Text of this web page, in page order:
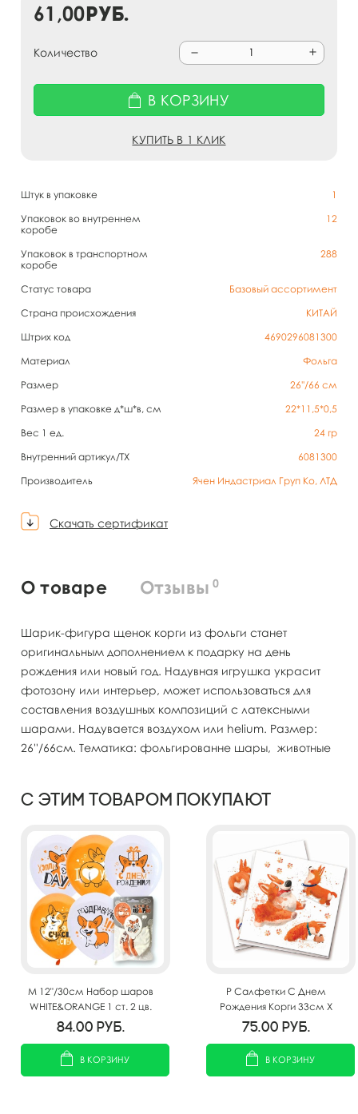
Штук в упаковке
1
Упаковок во внутреннем
коробе
12
Упаковок в транспортном
коробе
288
Статус товара
Базовый ассортимент
Страна происхождения
КИТАЙ
Штрих код
4690296081300
Материал
Фольга
Размер
26''/66 см
Размер в упаковке д*ш*в, см
22*11,5*0,5
Вес 1 ед.
24 гр
Внутренний артикул/TX
6081300
Производитель
Ячен Индастриал Груп Ко, ЛТД
Скачать сертификат
61,00руб.
Количество
В КОРЗИНУ
КУПИТЬ В 1 КЛИК
О товаре Отзывы 0
Шарик-фигура щенок корги из фольги станет
оригинальным дополнением к подарку на день
рождения или новый год. Надувная игрушка украсит
фотозону или интерьер, может использоваться для
составления воздушных композиций с латексными
шарами. Надувается воздухом или helium. Размер:
26''/66см. Тематика: фольгированне шары, животные
С этим товаром покупают
M 12"/30см Набор шаров
WHITE&ORANGE 1 ст. 2 цв.
рис. Корги СДР 5шт
84.00 руб.
В КОРЗИНУ
P Салфетки С Днем
Рождения Корги 33см X
33см 12шт
75.00 руб.
В КОРЗИНУ